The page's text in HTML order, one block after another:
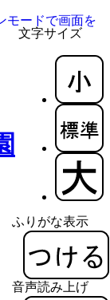
文字サイズ
ふりがな表示
音声読み上げ
モードで画面を